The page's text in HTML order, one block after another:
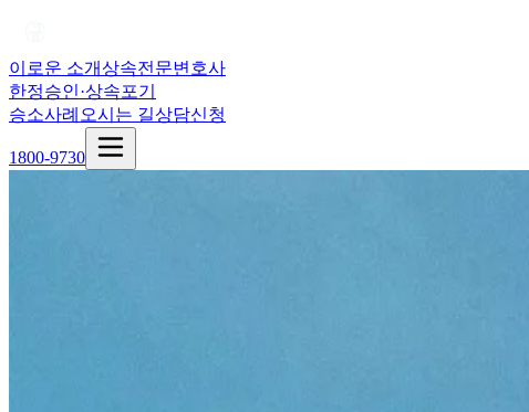
이로운 소개상속전문변호사
한정승인·상속포기
승소사례 오시는 길상담신청
1800-9730